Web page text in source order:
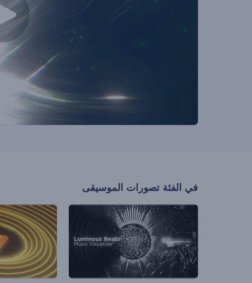
في الفئة تصورات الموسيقى